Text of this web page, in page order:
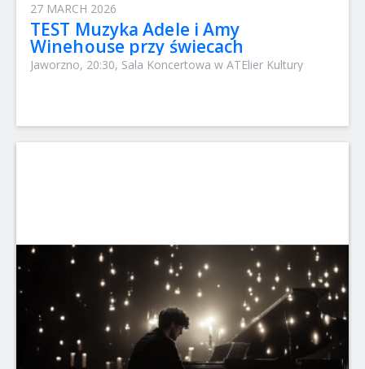
27 MARCH 2026
TEST Muzyka Adele i Amy
Winehouse przy świecach
Jaworzno, 20:30, Sala Koncertowa w ATElier Kultury